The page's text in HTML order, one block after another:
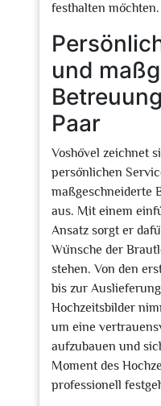
festhalten möchten.
und
Paar
Voshövel zeichnet
persönlichen
maßgeschneiderte
aus. Mit einem
Ansatz sorgt er
Wünsche der
stehen. Von den
bis zur
Hochzeitsbilder
um eine
aufzubauen und
Moment des
professionell